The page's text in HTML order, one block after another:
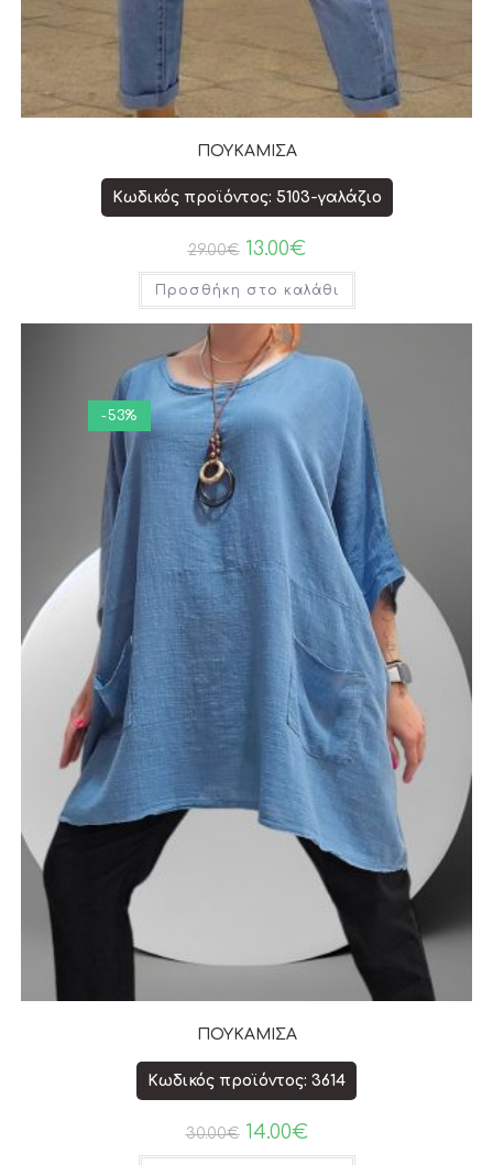
ΠΟΥΚΑΜΙΣΑ
Κωδικός προϊόντος: 5103-γαλάζιο
29.00€ 13.00€
Προσθήκη στο καλάθι
-53%
ΠΟΥΚΑΜΙΣΑ
Κωδικός προϊόντος: 3614
30.00€ 14.00€